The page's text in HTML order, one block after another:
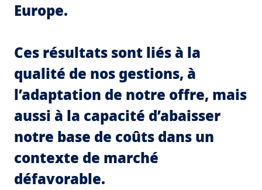
Europe.
Ces résultats sont liés à la
qualité de nos gestions, à
l’adaptation de notre offre, mais
aussi à la capacité d’abaisser
notre base de coûts dans un
contexte de marché
défavorable.